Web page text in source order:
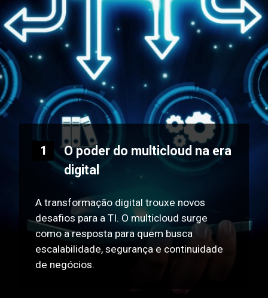
O poder do multicloud na era
digital
A transformação digital trouxe novos
desafios para a TI. O multicloud surge
como a resposta para quem busca
escalabilidade, segurança e continuidade
de negócios.
1